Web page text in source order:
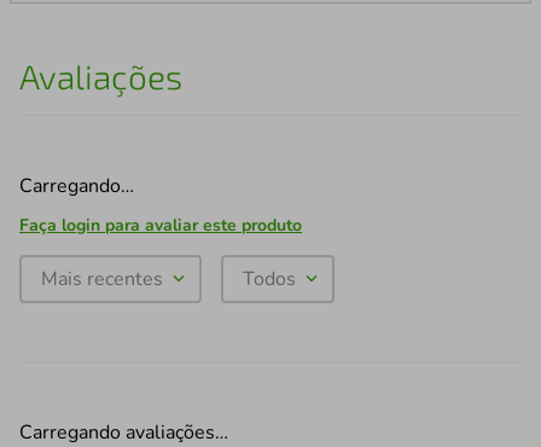
Avaliações
Carregando…
Faça login para avaliar este produto
Mais recentes Todos
Carregando avaliações…